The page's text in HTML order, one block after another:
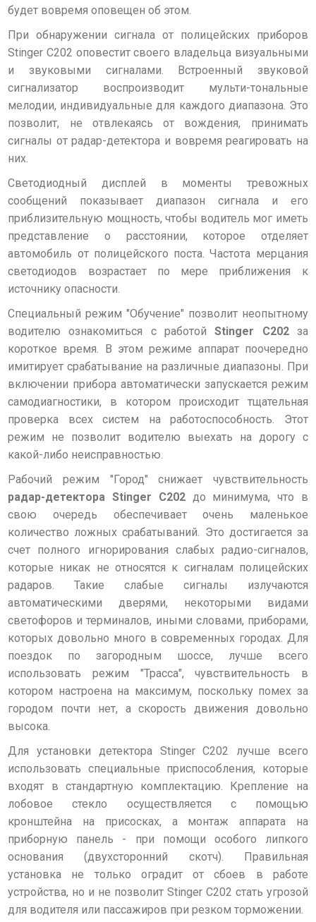
будет вовремя оповещен об этом.
При обнаружении сигнала от полицейских приборов
Stinger С202 оповестит своего владельца визуальными
и звуковыми сигналами. Встроенный звуковой
сигнализатор воспроизводит мульти-тональные
мелодии, индивидуальные для каждого диапазона. Это
позволит, не отвлекаясь от вождения, принимать
сигналы от радар-детектора и вовремя реагировать на
них.
Светодиодный дисплей в моменты тревожных
сообщений показывает диапазон сигнала и его
приблизительную мощность, чтобы водитель мог иметь
представление о расстоянии, которое отделяет
автомобиль от полицейского поста. Частота мерцания
светодиодов возрастает по мере приближения к
источнику опасности.
Специальный режим "Обучение" позволит неопытному
водителю ознакомиться с работойStinger С202за
короткое время. В этом режиме аппарат поочередно
имитирует срабатывание на различные диапазоны. При
включении прибора автоматически запускается режим
самодиагностики, в котором происходит тщательная
проверка всех систем на работоспособность. Этот
режим не позволит водителю выехать на дорогу с
какой-либо неисправностью.
Рабочий режим "Город" снижает чувствительность
радар-детектора Stinger С202до минимума, что в
свою очередь обеспечивает очень маленькое
количество ложных срабатываний. Это достигается за
счет полного игнорирования слабых радио-сигналов,
которые никак не относятся к сигналам полицейских
радаров. Такие слабые сигналы излучаются
автоматическими дверями, некоторыми видами
светофоров и терминалов, иными словами, приборами,
которых довольно много в современных городах. Для
поездок по загородным шоссе, лучше всего
использовать режим "Трасса", чувствительность в
котором настроена на максимум, поскольку помех за
городом почти нет, а скорость движения довольно
высока.
Для установки детектора Stinger С202 лучше всего
использовать специальные приспособления, которые
входят в стандартную комплектацию. Крепление на
лобовое стекло осуществляется с помощью
кронштейна на присосках, а монтаж аппарата на
приборную панель - при помощи особого липкого
основания (двухсторонний скотч). Правильная
установка не только оградит от сбоев в работе
устройства, но и не позволит Stinger С202 стать угрозой
для водителя или пассажиров при резком торможении.